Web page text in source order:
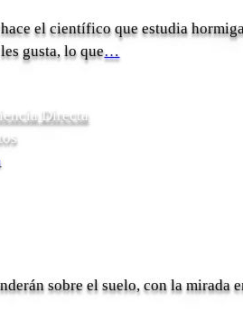
el científico que estudia
gusta, lo que…
Directa
sobre el suelo, con la mirada